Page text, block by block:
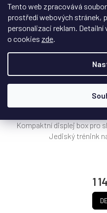
Tento web zpracovává
prostředí webových stránek,
personalizaci reklam. Detailní
o cookies zde.
Displej box pro
1
Kompaktní displej box pro
Jediský trénink